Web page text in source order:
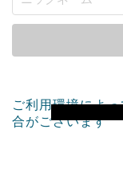
ご利用環境によ
合がございます